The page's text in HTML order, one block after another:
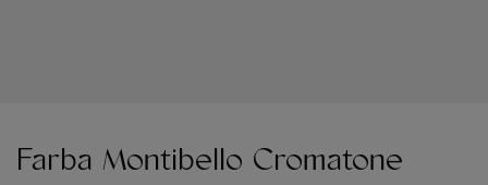
Farba Montibello Cromatone